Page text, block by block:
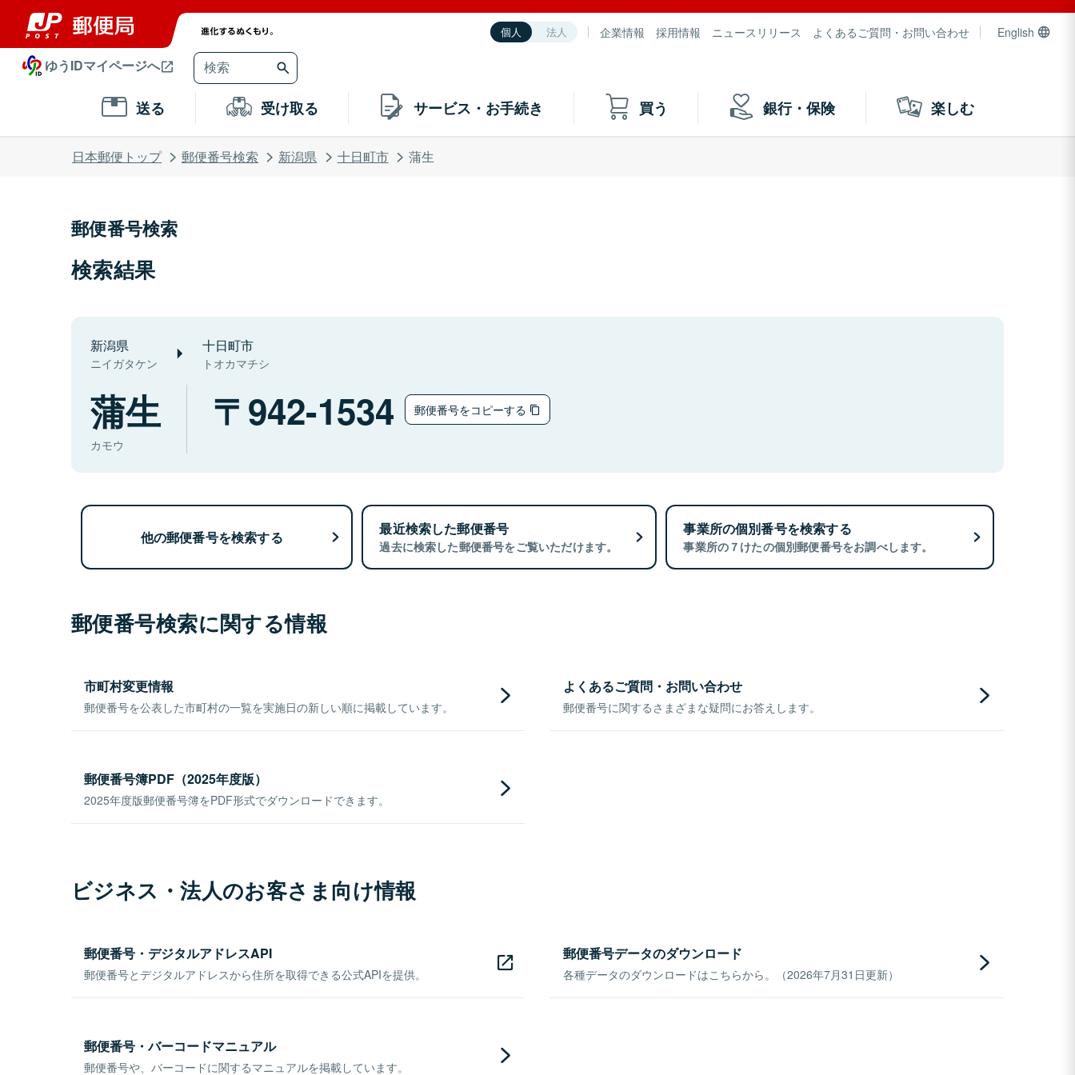
個人 法人 企業情報 採用情報 ニュースリリース よくあるご質問・お問い合わせ English
ゆうIDマイページへ
送る 受け取る サービス・お手続き 買う 銀行・保険 楽しむ
日本郵便トップ 郵便番号検索 新潟県 十日町市 蒲生
郵便番号検索
検索結果
新潟県
ニイガタケン
十日町市
トオカマチシ
蒲生
カモウ
942-1534 郵便番号をコピーする
他の郵便番号を検索する 最近検索した郵便番号
過去に検索した郵便番号をご覧いただけます。
事業所の個別番号を検索する
事業所の７けたの個別郵便番号をお調べします。
郵便番号検索に関する情報
市町村変更情報
郵便番号を公表した市町村の一覧を実施日の新しい順に掲載しています。
よくあるご質問・お問い合わせ
郵便番号に関するさまざまな疑問にお答えします。
郵便番号簿PDF（2025年度版）
2025年度版郵便番号簿をPDF形式でダウンロードできます。
ビジネス・法人のお客さま向け情報
郵便番号・デジタルアドレスAPI
郵便番号とデジタルアドレスから住所を取得できる公式APIを提供。
郵便番号データのダウンロード
各種データのダウンロードはこちらから。（2026年7月31日更新）
郵便番号・バーコードマニュアル
郵便番号や、バーコードに関するマニュアルを掲載しています。